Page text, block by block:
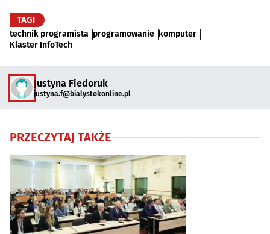
TAGI
technik programista programowanie komputer
Klaster InfoTech
Justyna Fiedoruk
justyna.f@bialystokonline.pl
PRZECZYTAJ TAKŻE